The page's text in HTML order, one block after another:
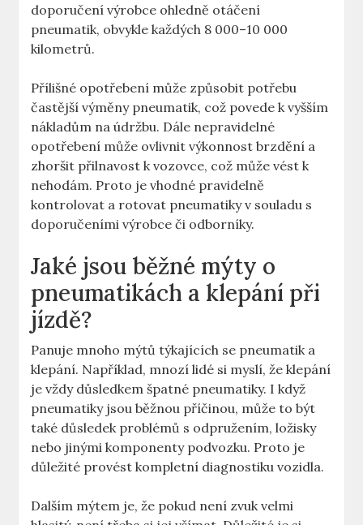
doporučení výrobce ohledně otáčení
pneumatik, obvykle každých 8 000–10 000
kilometrů.
Přílišné opotřebení může způsobit potřebu
častější výměny pneumatik, což povede k vyšším
nákladům na údržbu. Dále nepravidelné
opotřebení může ovlivnit výkonnost brzdění a
zhoršit přilnavost k vozovce, což může vést k
nehodám. Proto je vhodné pravidelně
kontrolovat a rotovat pneumatiky v souladu s
doporučeními výrobce či odborníky.
Jaké jsou běžné mýty o
pneumatikách a klepání při
jízdě?
Panuje mnoho mýtů týkajících se pneumatik a
klepání. Například, mnozí lidé si myslí, že klepání
je vždy důsledkem špatné pneumatiky. I když
pneumatiky jsou běžnou příčinou, může to být
také důsledek problémů s odpružením, ložisky
nebo jinými komponenty podvozku. Proto je
důležité provést kompletní diagnostiku vozidla.
Dalším mýtem je, že pokud není zvuk velmi